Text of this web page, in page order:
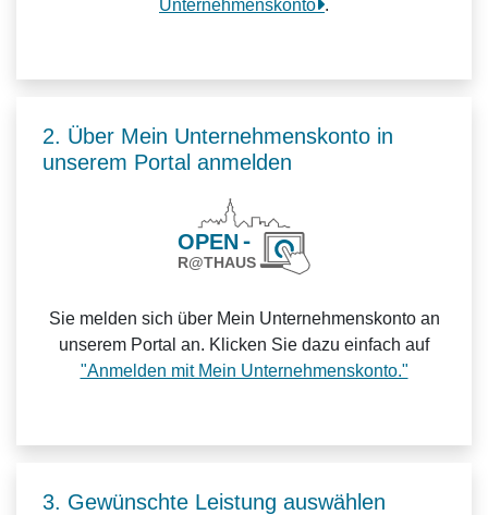
Unternehmenskonto .
2. Über Mein Unternehmenskonto in
unserem Portal anmelden
Sie melden sich über Mein Unternehmenskonto an
unserem Portal an. Klicken Sie dazu einfach auf
"Anmelden mit Mein Unternehmenskonto."
3. Gewünschte Leistung auswählen